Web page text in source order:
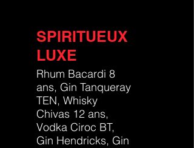
SPIRITUEUX
LUXE
Rhum Bacardi 8
ans, Gin Tanqueray
TEN, Whisky
Chivas 12 ans,
Vodka Ciroc BT,
Gin Hendricks, Gin